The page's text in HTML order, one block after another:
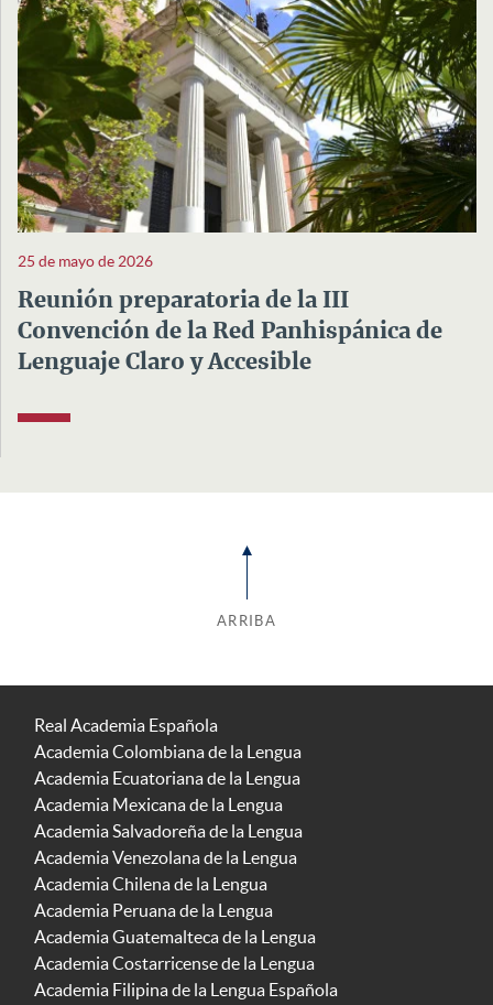
25 de mayo de 2026
Reunión preparatoria de la III
Convención de la Red Panhispánica de
Lenguaje Claro y Accesible
ARRIBA
Real Academia Española
Academia Colombiana de la Lengua
Academia Ecuatoriana de la Lengua
Academia Mexicana de la Lengua
Academia Salvadoreña de la Lengua
Academia Venezolana de la Lengua
Academia Chilena de la Lengua
Academia Peruana de la Lengua
Academia Guatemalteca de la Lengua
Academia Costarricense de la Lengua
Academia Filipina de la Lengua Española